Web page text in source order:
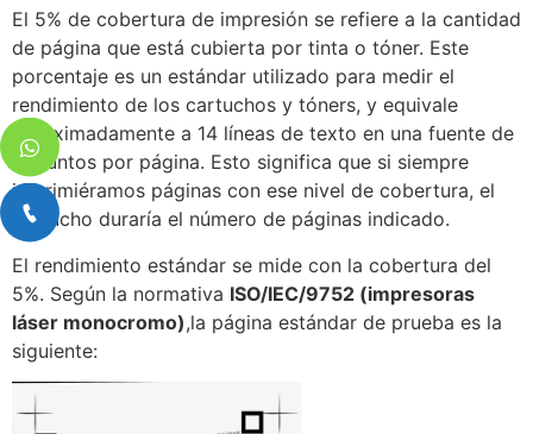
El 5% de cobertura de impresión se refiere a la cantidad
de página que está cubierta por tinta o tóner. Este
porcentaje es un estándar utilizado para medir el
rendimiento de los cartuchos y tóners, y equivale
aproximadamente a 14 líneas de texto en una fuente de
11 puntos por página. Esto significa que si siempre
imprimiéramos páginas con ese nivel de cobertura, el
cartucho duraría el número de páginas indicado.
El rendimiento estándar se mide con la cobertura del
5%. Según la normativa ISO/IEC/9752 (impresoras
láser monocromo),la página estándar de prueba es la
siguiente: